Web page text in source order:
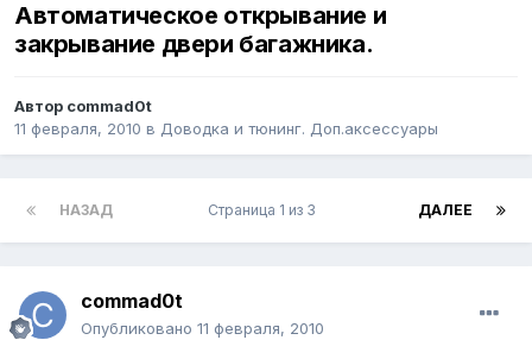
Автоматическое открывание и
закрывание двери багажника.
Автор commad0t
11 февраля, 2010 в Доводка и тюнинг. Доп.аксессуары
НАЗАД ДАЛЕЕ
Страница 1 из 3
commad0t
Опубликовано 11 февраля, 2010